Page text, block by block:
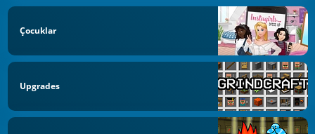
Çocuklar
Upgrades